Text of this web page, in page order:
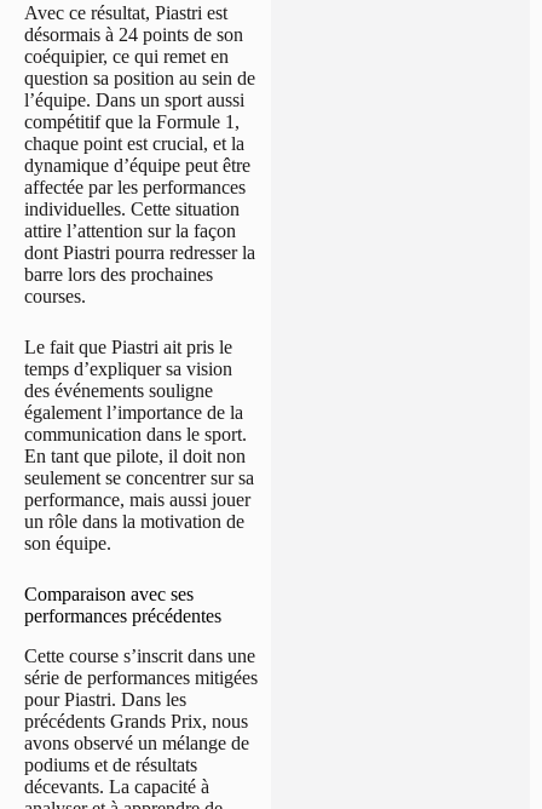
Avec ce résultat, Piastri est
désormais à 24 points de son
coéquipier, ce qui remet en
question sa position au sein de
l’équipe. Dans un sport aussi
compétitif que la Formule 1,
chaque point est crucial, et la
dynamique d’équipe peut être
affectée par les performances
individuelles. Cette situation
attire l’attention sur la façon
dont Piastri pourra redresser la
barre lors des prochaines
courses.
Le fait que Piastri ait pris le
temps d’expliquer sa vision
des événements souligne
également l’importance de la
communication dans le sport.
En tant que pilote, il doit non
seulement se concentrer sur sa
performance, mais aussi jouer
un rôle dans la motivation de
son équipe.
Comparaison avec ses
performances précédentes
Cette course s’inscrit dans une
série de performances mitigées
pour Piastri. Dans les
précédents Grands Prix, nous
avons observé un mélange de
podiums et de résultats
décevants. La capacité à